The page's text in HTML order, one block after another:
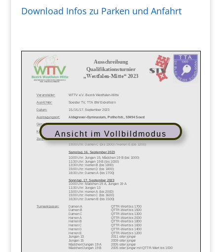
Download Infos zu Parken und Anfahrt
Ansicht im Vollbildmodus